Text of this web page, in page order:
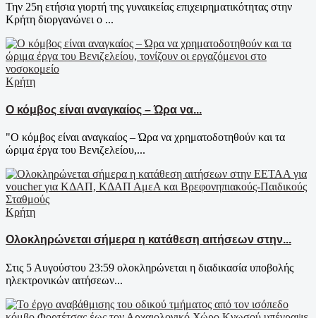
Την 25η ετήσια γιορτή της γυναικείας επιχειρηματικότητας στην
Κρήτη διοργανώνει ο ...
Κρήτη
Ο κόμβος είναι αναγκαίος – Ώρα να...
"Ο κόμβος είναι αναγκαίος – Ώρα να χρηματοδοτηθούν και τα
ώριμα έργα του Βενιζελείου,...
Κρήτη
Ολοκληρώνεται σήμερα η κατάθεση αιτήσεων στην...
Στις 5 Αυγούστου 23:59 ολοκληρώνεται η διαδικασία υποβολής
ηλεκτρονικών αιτήσεων...